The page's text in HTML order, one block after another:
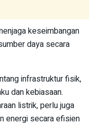
keseimbangan
daya secara
infrastruktur fisik,
dan kebiasaan.
listrik, perlu juga
energi secara efisien